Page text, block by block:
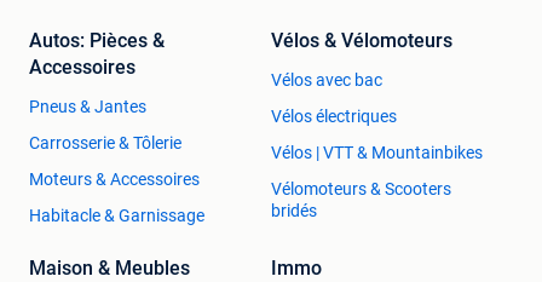
Autos: Pièces &
Accessoires
Pneus & Jantes
Carrosserie & Tôlerie
Moteurs & Accessoires
Habitacle & Garnissage
Vélos & Vélomoteurs
Vélos avec bac
Vélos électriques
Vélos | VTT & Mountainbikes
Vélomoteurs & Scooters
bridés
Maison & Meubles Immo